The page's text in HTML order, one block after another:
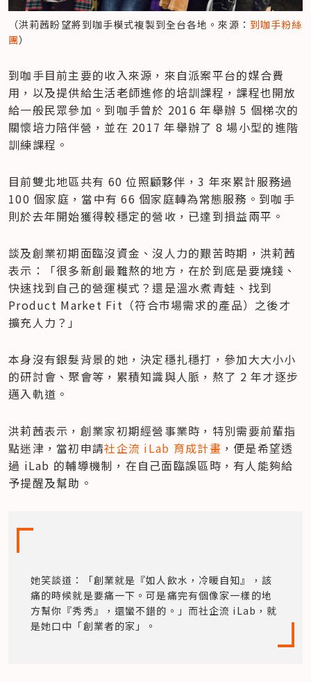
（洪莉茜盼望將到咖手模式複製到全台各地。來源： 到咖手粉絲
團）
到咖手目前主要的收入來源，來自派案平台的媒合費
用，以及提供給生活老師進修的培訓課程，課程也開放
給一般民眾參加。到咖手曾於 2016 年舉辦 5 個梯次的
關懷培力陪伴營，並在 2017 年舉辦了 8 場小型的進階
訓練課程。
目前雙北地區共有 60 位照顧夥伴，3 年來累計服務過
100 個家庭，當中有 66 個家庭轉為常態服務。到咖手
則於去年開始獲得較穩定的營收，已達到損益兩平。
談及創業初期面臨沒資金、沒人力的艱苦時期，洪莉茜
表示：「很多新創最難熬的地方，在於到底是要燒錢、
快速找到自己的營運模式？還是溫水煮青蛙、找到
Product Market Fit（符合市場需求的產品）之後才
擴充人力？」
本身沒有銀髮背景的她，決定穩扎穩打，參加大大小小
的研討會、聚會等，累積知識與人脈，熬了 2 年才逐步
邁入軌道。
洪莉茜表示，創業家初期經營事業時，特別需要前輩指
點迷津，當初申請社企流 iLab 育成計畫 ，便是希望透
過 iLab 的輔導機制，在自己面臨誤區時，有人能夠給
予提醒及幫助。
她笑談道：「創業就是『如人飲水，冷暖自知』，該
痛的時候就是要痛一下。可是痛完有個像家一樣的地
方幫你『秀秀』，還蠻不錯的。」而社企流 iLab，就
是她口中「創業者的家」。